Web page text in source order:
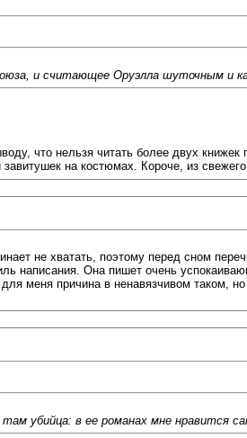
и считающее Оруэлла шуточным и
что нельзя читать более двух
на костюмах. Короче, из
не хватать, поэтому перед сном
написания. Она пишет очень
меня причина в ненавязчивом таком,
убийца: в ее романах мне нравится